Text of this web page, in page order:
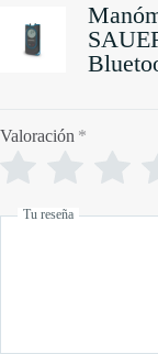
Valoración *
Tu reseña